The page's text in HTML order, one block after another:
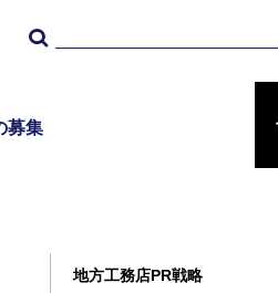
募集
地方工務店PR戦略